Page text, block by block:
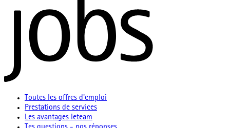
Toutes les offres d'emploi
Prestations de services
Les avantages leteam